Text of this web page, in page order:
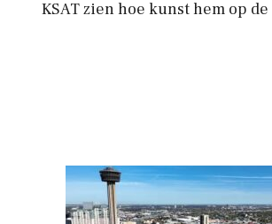
KSAT zien hoe kunst hem op